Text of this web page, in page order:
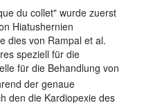
du collet" wurde zuerst
Hiatushernien
dies von Rampal et al.
speziell für die
für die Behandlung von
der genaue
den die Kardiopexie des